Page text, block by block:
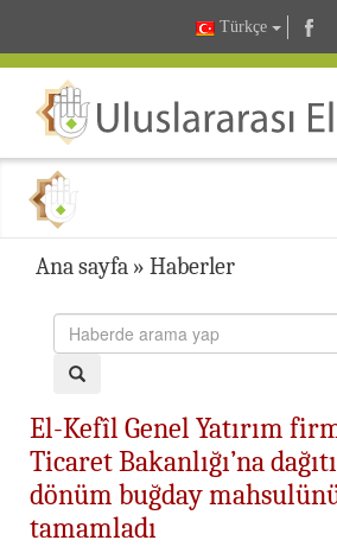
Türkçe
Ana sayfa » Haberler
El-Kefîl Genel Yatırım
Ticaret Bakanlığı’na
dönüm buğday
tamamladı